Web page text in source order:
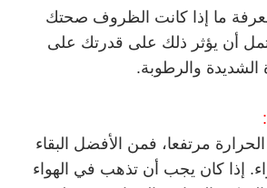
ما إذا كانت الظروف صحتك
أن يؤثر ذلك على قدرتك على
الشديدة والرطوبة.
مرتفعا، فمن الأفضل البقاء
إذا كان يجب أن تذهب في الهواء